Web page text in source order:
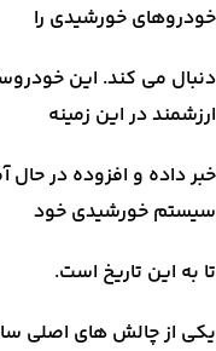
خودروهای خورشیدی را
دنبال می کند. این
ارزشمند در این زمینه
خبر داده و افزوده در
سیستم خورشیدی خود
تا به این تاریخ است.
یکی از چالش های اصلی